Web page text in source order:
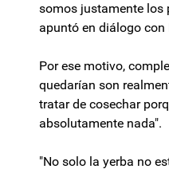
somos justamente los
apuntó en diálogo
Por ese motivo,
quedarían son
tratar de cosechar
absolutamente nada".
"No solo la yerba no